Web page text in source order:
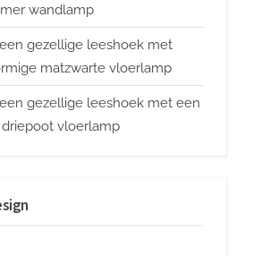
wandlamp
gezellige leeshoek met
matzwarte vloerlamp
gezellige leeshoek met een
vloerlamp